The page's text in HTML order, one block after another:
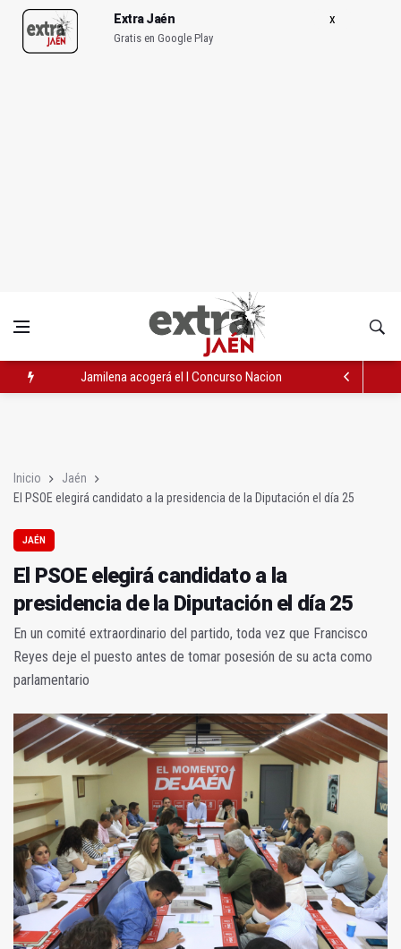
Extra Jaén
Gratis en Google Play
Jamilena acogerá el I Concurso Nacional de Trompa y Piano
Inicio
Jaén
El PSOE elegirá candidato a la presidencia de la Diputación el día 25
JAÉN
El PSOE elegirá candidato a la
presidencia de la Diputación el día 25
En un comité extraordinario del partido, toda vez que Francisco
Reyes deje el puesto antes de tomar posesión de su acta como
parlamentario